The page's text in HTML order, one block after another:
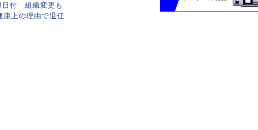
日付 組織変更も
上の理由で退任